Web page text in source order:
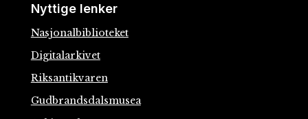
Nyttige lenker
Nasjonalbiblioteket
Digitalarkivet
Riksantikvaren
Gudbrandsdalsmusea